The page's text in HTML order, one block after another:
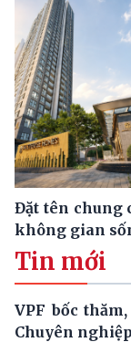
Đặt tên chung
không gian
Tin mới
VPF bốc
Chuyên